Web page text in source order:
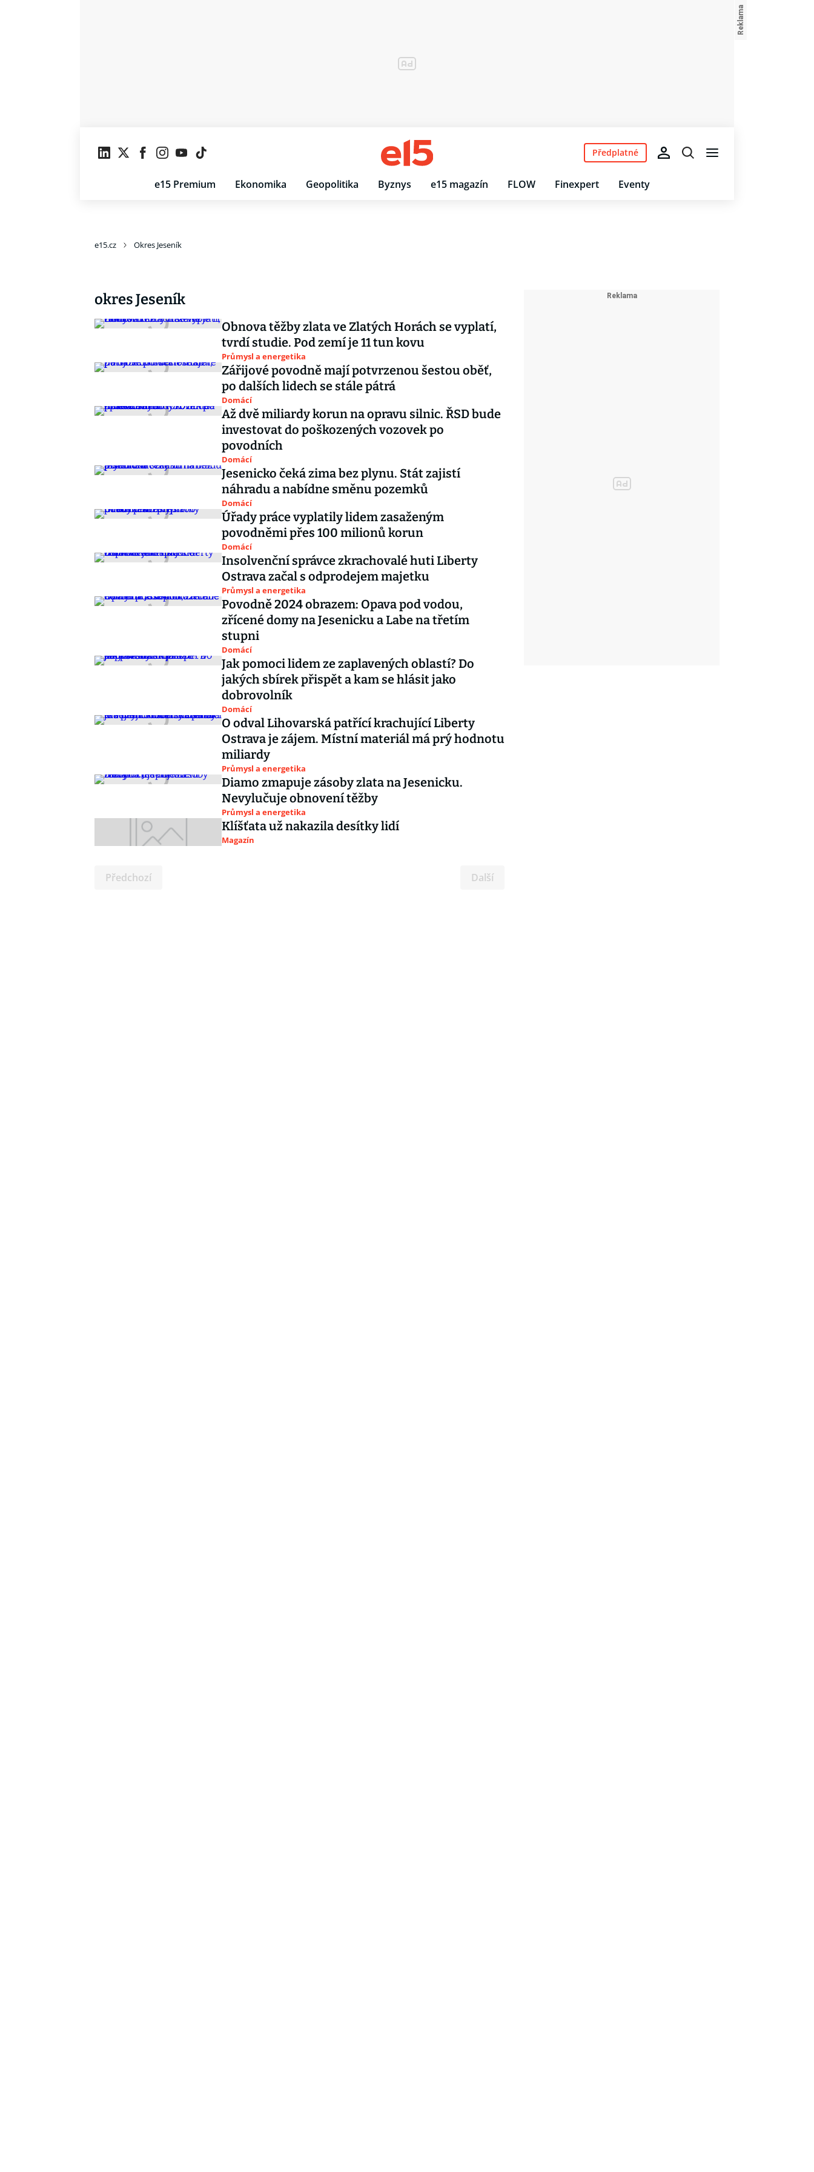
e15 Premium Ekonomika Geopolitika Byznys e15 magazín FLOW Finexpert Eventy
Předplatné
e15.cz Okres Jeseník
okres Jeseník
Obnova těžby zlata ve Zlatých Horách se vyplatí,
tvrdí studie. Pod zemí je 11 tun kovu
Průmysl a energetika
Zářijové povodně mají potvrzenou šestou oběť,
po dalších lidech se stále pátrá
Domácí
Až dvě miliardy korun na opravu silnic. ŘSD bude
investovat do poškozených vozovek po
povodních
Domácí
Jesenicko čeká zima bez plynu. Stát zajistí
náhradu a nabídne směnu pozemků
Domácí
Úřady práce vyplatily lidem zasaženým
povodněmi přes 100 milionů korun
Domácí
Insolvenční správce zkrachovalé huti Liberty
Ostrava začal s odprodejem majetku
Průmysl a energetika
Povodně 2024 obrazem: Opava pod vodou,
zřícené domy na Jesenicku a Labe na třetím
stupni
Domácí
Jak pomoci lidem ze zaplavených oblastí? Do
jakých sbírek přispět a kam se hlásit jako
dobrovolník
Domácí
O odval Lihovarská patřící krachující Liberty
Ostrava je zájem. Místní materiál má prý hodnotu
miliardy
Průmysl a energetika
Diamo zmapuje zásoby zlata na Jesenicku.
Nevylučuje obnovení těžby
Průmysl a energetika
Klíšťata už nakazila desítky lidí
Magazín
Předchozí Další